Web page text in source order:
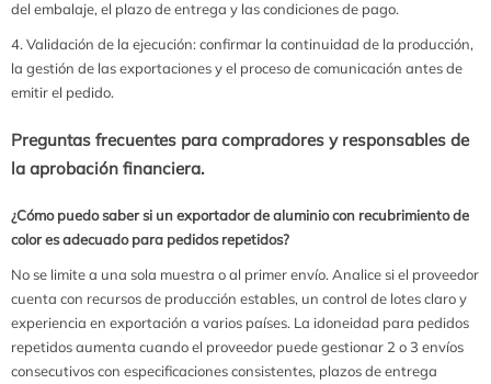
del embalaje, el plazo de entrega y las condiciones de pago.
Validación de la ejecución: confirmar la continuidad de la producción,
la gestión de las exportaciones y el proceso de comunicación antes de
emitir el pedido.
Preguntas frecuentes para compradores y responsables de
la aprobación financiera.
¿Cómo puedo saber si un exportador de aluminio con recubrimiento de
color es adecuado para pedidos repetidos?
No se limite a una sola muestra o al primer envío. Analice si el proveedor
cuenta con recursos de producción estables, un control de lotes claro y
experiencia en exportación a varios países. La idoneidad para pedidos
repetidos aumenta cuando el proveedor puede gestionar 2 o 3 envíos
consecutivos con especificaciones consistentes, plazos de entrega